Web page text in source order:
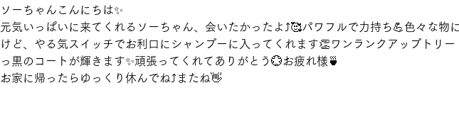
ソーちゃんこんにちは✨
元気いっぱいに来てくれるソーちゃん、会いたかったよ⤴🥰パワフルで力持ち💪色々な物
けど、やる気スイッチでお利口にシャンプーに入ってくれます👏ワンランクアップトリー
っ黒のコートが輝きます✨頑張ってくれてありがとう💮お疲れ様🍵
お家に帰ったらゆっくり休んでね⤴またね👋